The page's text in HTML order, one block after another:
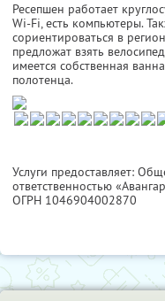
Ресепшен работает
Wi-Fi, есть компьютеры.
сориентироваться в
предложат взять
имеется собственная
полотенца.
Услуги предоставляет:
ответственностью
ОГРН 1046904002870